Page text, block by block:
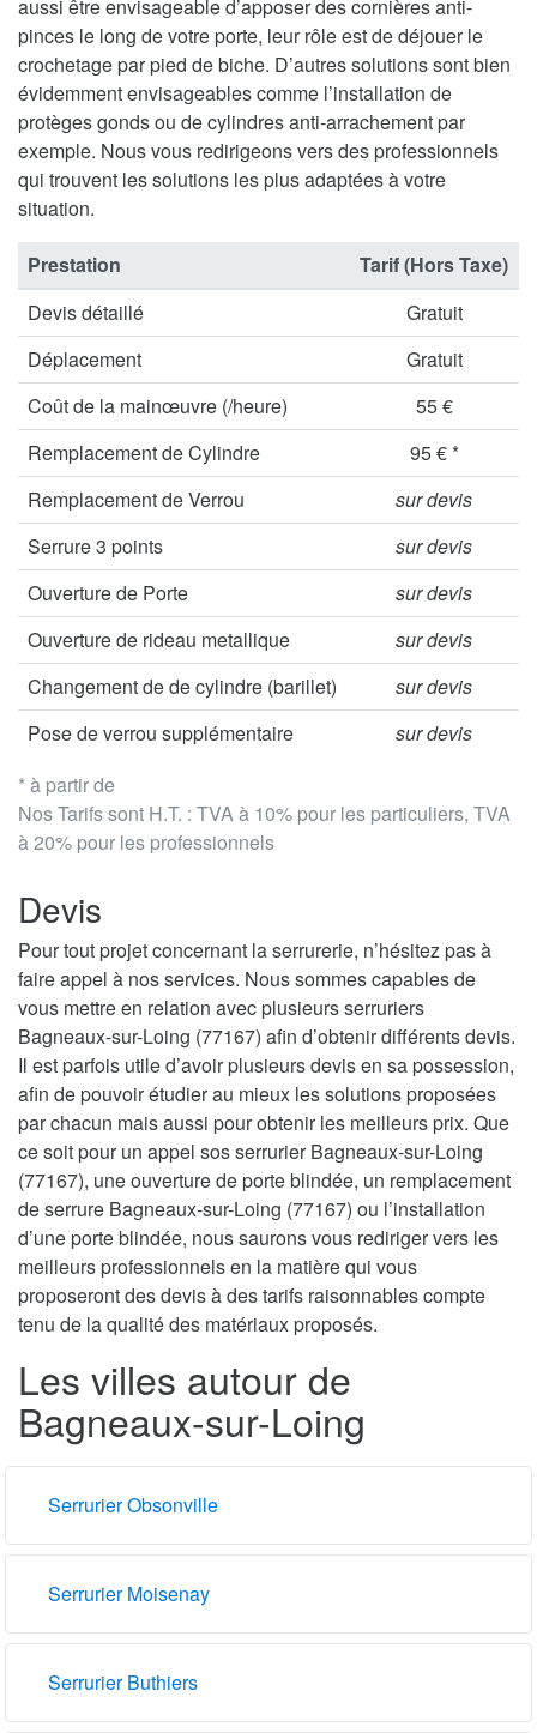
aussi être envisageable d’apposer des cornières anti-
pinces le long de votre porte, leur rôle est de déjouer le
crochetage par pied de biche. D’autres solutions sont bien
évidemment envisageables comme l’installation de
protèges gonds ou de cylindres anti-arrachement par
exemple. Nous vous redirigeons vers des professionnels
qui trouvent les solutions les plus adaptées à votre
situation.
* à partir de
Nos Tarifs sont H.T. : TVA à 10% pour les particuliers, TVA
à 20% pour les professionnels
Prestation
Tarif (Hors Taxe)
Devis détaillé
Gratuit
Déplacement
Gratuit
Coût de la mainœuvre (/heure)
55 €
Remplacement de Cylindre
95 € *
Remplacement de Verrou
sur devis
Serrure 3 points
sur devis
Ouverture de Porte
sur devis
Ouverture de rideau metallique
sur devis
Changement de de cylindre (barillet)
sur devis
Pose de verrou supplémentaire
sur devis
Devis
Pour tout projet concernant la serrurerie, n’hésitez pas à
faire appel à nos services. Nous sommes capables de
vous mettre en relation avec plusieurs serruriers
Bagneaux-sur-Loing (77167) afin d’obtenir différents devis.
Il est parfois utile d’avoir plusieurs devis en sa possession,
afin de pouvoir étudier au mieux les solutions proposées
par chacun mais aussi pour obtenir les meilleurs prix. Que
ce soit pour un appel sos serrurier Bagneaux-sur-Loing
(77167), une ouverture de porte blindée, un remplacement
de serrure Bagneaux-sur-Loing (77167) ou l’installation
d’une porte blindée, nous saurons vous rediriger vers les
meilleurs professionnels en la matière qui vous
proposeront des devis à des tarifs raisonnables compte
tenu de la qualité des matériaux proposés.
Les villes autour de
Bagneaux-sur-Loing
Serrurier Obsonville
Serrurier Moisenay
Serrurier Buthiers